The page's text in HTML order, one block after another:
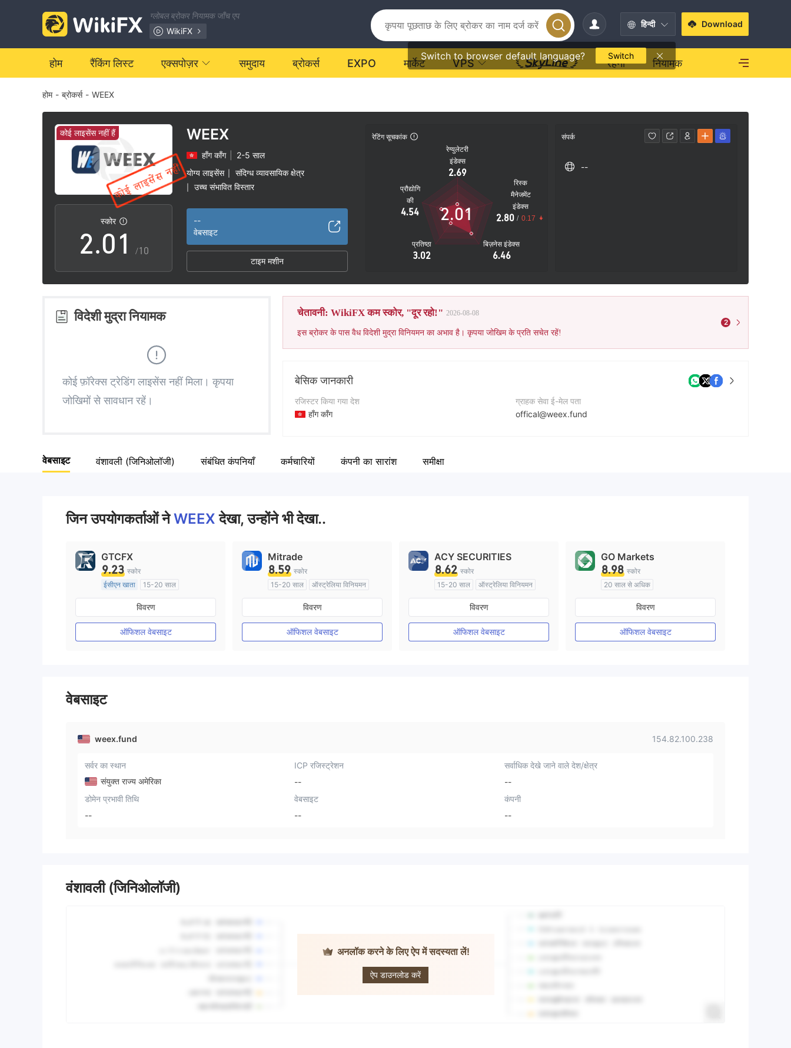
ग्लोबल ब्रोकर नियामक जाँच एप
WikiFX
हिन्दी
Switch to browser default language? Switch
Download
होम रैंकिंग लिस्ट एक्सपोज़र समुदाय ब्रोकर्स EXPO मार्केट VPS रहना नियामक
होम - ब्रोकर्स - WEEX
कोई लाइसेंस नहीं हैं
स्कोर
0
1
2
3
4
6
7
.0
1
2
4
5
8
9
0
1
2
3
5
6
7
9
/10
WEEX
हाँग काँग
2-5 साल
योग्य लाइसेंस
संदिग्ध व्यावसायिक क्षेत्र
उच्च संभावित विस्तार
--
वेबसाइट
टाइम मशीन
रेटिंग सूचकांक
रेग्युलेटरी
इंडेक्स
2.69
प्रौद्योगि
की
4.54
प्रतिष्ठा
3.02
बिज़नेस इंडेक्स
6.46
रिस्क
मैनेजमेंट
इंडेक्स
2.80 / 0.17
2.01
संपर्क
--
विदेशी मुद्रा नियामक
कोई फ़ॉरेक्स ट्रेडिंग लाइसेंस नहीं मिला। कृपया
जोखिमों से सावधान रहें।
चेतावनी: WikiFX कम स्कोर, "दूर रहो!" 2026-08-08
इस ब्रोकर के पास वैध विदेशी मुद्रा विनियमन का अभाव है। कृपया जोखिम के प्रति सचेत रहें!
2
बेसिक जानकारी
रजिस्टर किया गया देश
हाँग काँग
कंपनी का नाम
ग्राहक सेवा ई-मेल पता
offical@weex.fund
वेबसाइट वंशावली (जिनिओलॉजी) संबंधित कंपनियाँ कर्मचारियों कंपनी का सारांश समीक्षा
जिन उपयोगकर्ताओं नेWEEXदेखा, उन्होंने भी देखा..
GTCFX
9.23 स्कोर
ईसीएन खाता
15-20 साल
यूनाइटेड किंगडम विनियमन
मार्केट मेकिंग (एमएम)
मुख्य-लेबल MT4
विवरण
ऑफिशल वेबसाइट
Mitrade
8.59 स्कोर
15-20 साल
ऑस्ट्रेलिया विनियमन
मार्केट मेकिंग (एमएम)
स्व अनुसंधान
विवरण
ऑफिशल वेबसाइट
ACY SECURITIES
8.62 स्कोर
15-20 साल
ऑस्ट्रेलिया विनियमन
मार्केट मेकिंग (एमएम)
मुख्य-लेबल MT4
विवरण
ऑफिशल वेबसाइट
GO Markets
8.98 स्कोर
20 साल से अधिक
ऑस्ट्रेलिया विनियमन
मार्केट मेकिंग (एमएम)
विवरण
ऑफिशल वेबसाइट
वेबसाइट
weex.fund 154.82.100.238
सर्वर का स्थान
संयुक्त राज्य अमेरिका
ICP रजिस्ट्रेशन
--
सर्वाधिक देखे जाने वाले देश/क्षेत्र
--
डोमेन प्रभावी तिथि
--
वेबसाइट
--
कंपनी
--
वंशावली (जिनिओलॉजी)
अनलॉक करने के लिए ऐप में सदस्यता लें!
ऐप डाउनलोड करें
WEEX